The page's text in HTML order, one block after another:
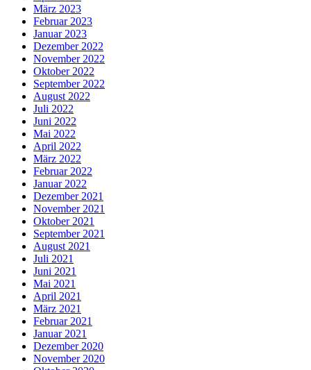
März 2023
Februar 2023
Januar 2023
Dezember 2022
November 2022
Oktober 2022
September 2022
August 2022
Juli 2022
Juni 2022
Mai 2022
April 2022
März 2022
Februar 2022
Januar 2022
Dezember 2021
November 2021
Oktober 2021
September 2021
August 2021
Juli 2021
Juni 2021
Mai 2021
April 2021
März 2021
Februar 2021
Januar 2021
Dezember 2020
November 2020